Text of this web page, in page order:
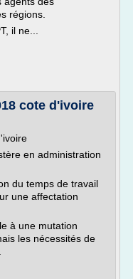
régions.
il ne...
cote d'ivoire
en administration
du temps de travail
une affectation
à une mutation
les nécessités de